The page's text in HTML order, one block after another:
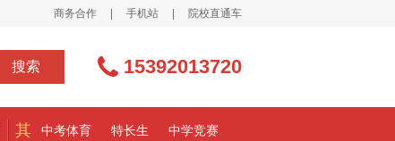
商务合作 手机站 院校直通车
搜索 15392013720
其
中考体育
特长生
中学竞赛